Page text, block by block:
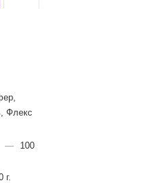
Флекс
—
100
г.